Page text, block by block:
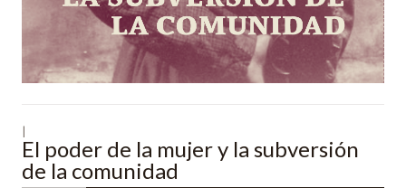
El poder de la mujer y la subversión
de la comunidad